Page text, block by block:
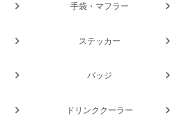
手袋・マフラー
ステッカー
バッジ
ドリンククーラー